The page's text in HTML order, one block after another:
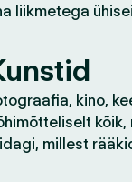
liikmetega
kino,
kõik,
millest